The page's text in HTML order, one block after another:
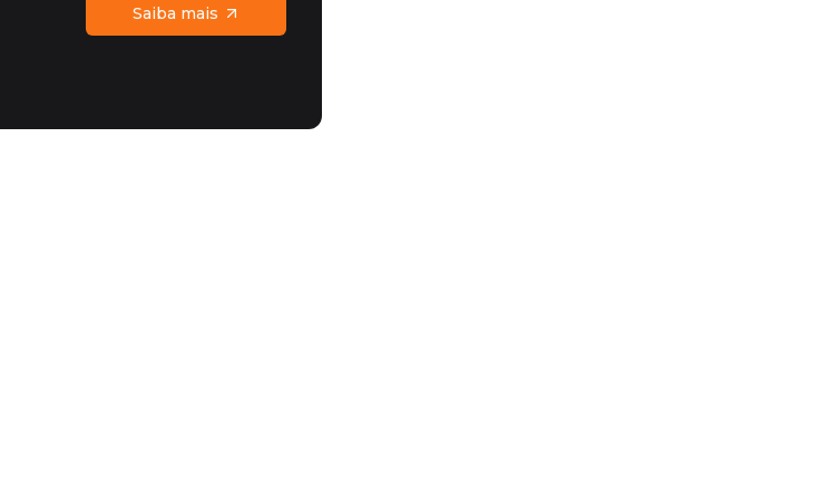
Saiba mais